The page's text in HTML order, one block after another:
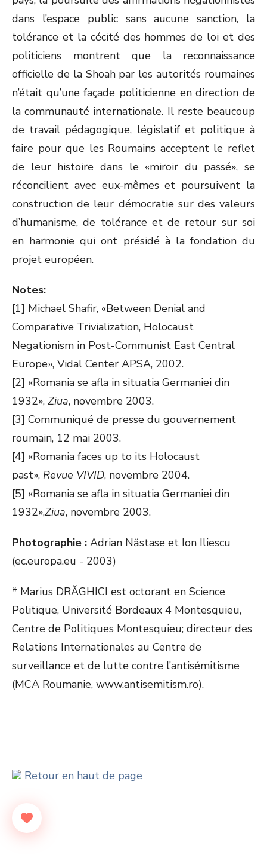
dans l’espace public sans aucune sanction, la
tolérance et la cécité des hommes de loi et des
politiciens montrent que la reconnaissance
officielle de la Shoah par les autorités roumaines
n’était qu’une façade politicienne en direction de
la communauté internationale. Il reste beaucoup
de travail pédagogique, législatif et politique à
faire pour que les Roumains acceptent le reflet
de leur histoire dans le «miroir du passé», se
réconcilient avec eux-mêmes et poursuivent la
construction de leur démocratie sur des valeurs
d’humanisme, de tolérance et de retour sur soi
en harmonie qui ont présidé à la fondation du
projet européen.
Notes:
[1] Michael Shafir, «Between Denial and
Comparative Trivialization, Holocaust
Negationism in Post-Communist East Central
Europe», Vidal Center APSA, 2002.
[2] «Romania se afla in situatia Germaniei din
1932», Ziua, novembre 2003.
[3] Communiqué de presse du gouvernement
roumain, 12 mai 2003.
[4] «Romania faces up to its Holocaust
past», Revue VIVID, novembre 2004.
[5] «Romania se afla in situatia Germaniei din
1932»,Ziua, novembre 2003.
Photographie : Adrian Năstase et Ion Iliescu
(ec.europa.eu - 2003)
* Marius DRĂGHICI est octorant en Science
Politique, Université Bordeaux 4 Montesquieu,
Centre de Politiques Montesquieu; directeur des
Relations Internationales au Centre de
surveillance et de lutte contre l’antisémitisme
(MCA Roumanie, www.antisemitism.ro).
Retour en haut de page